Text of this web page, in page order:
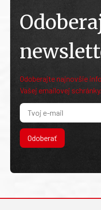
Odoberajte najnovšie
Vašej emailovej schránky.
Odoberať